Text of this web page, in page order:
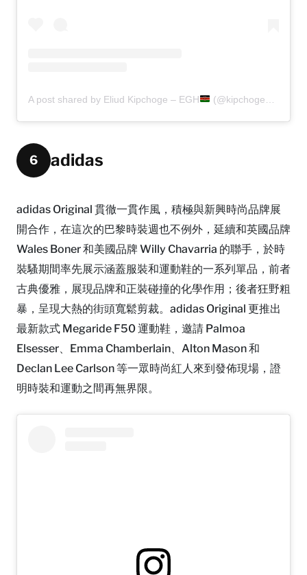
A post shared by Eliud Kipchoge – EGH (@kipchogeeliud)
6 adidas
adidas Original 貫徹一貫作風，積極與新興時尚品牌展
開合作，在這次的巴黎時裝週也不例外，延續和英國品牌
Wales Boner 和美國品牌 Willy Chavarria 的聯手，於時
裝騷期間率先展示涵蓋服裝和運動鞋的一系列單品，前者
古典優雅，展現品牌和正裝碰撞的化學作用；後者狂野粗
暴，呈現大熱的街頭寬鬆剪裁。adidas Original 更推出
最新款式 Megaride F50 運動鞋，邀請 Palmoa
Elsesser、Emma Chamberlain、Alton Mason 和
Declan Lee Carlson 等一眾時尚紅人來到發佈現場，證
明時裝和運動之間再無界限。